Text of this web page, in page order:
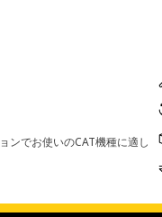
ンでお使いのCAT機種に適し